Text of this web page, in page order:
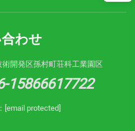
わせ
開発区孫村町荘科工業園区
15866617722
[email protected]